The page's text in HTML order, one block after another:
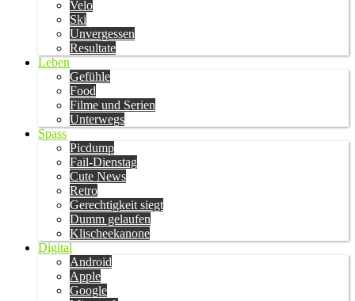
Velo
Ski
Unvergessen
Resultate
Leben
Gefühle
Food
Filme und Serien
Unterwegs
Spass
Picdump
Fail-Dienstag
Cute News
Retro
Gerechtigkeit siegt
Dumm gelaufen
Klischeekanone
Digital
Android
Apple
Google